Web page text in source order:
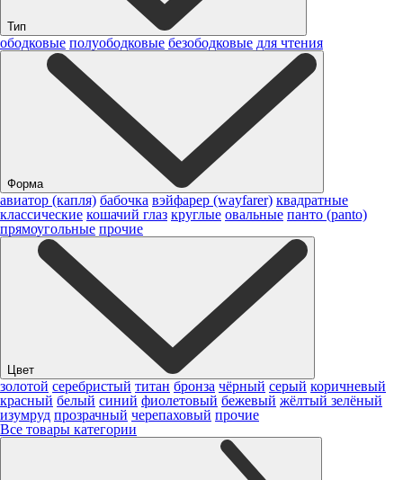
Тип
ободковые полуободковые безободковые для чтения
Форма
авиатор (капля) бабочка вэйфарер (wayfarer) квадратные
классические кошачий глаз круглые овальные панто (panto)
прямоугольные прочие
Цвет
золотой серебристый титан бронза чёрный серый коричневый
красный белый синий фиолетовый бежевый жёлтый зелёный
изумруд прозрачный черепаховый прочие
Все товары категории